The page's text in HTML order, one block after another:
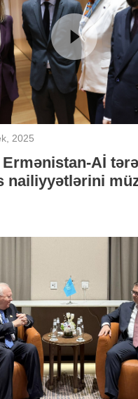
2025
Aİ
nailiyyətlərini